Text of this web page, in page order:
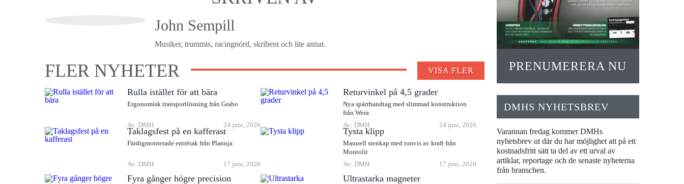
John Sempill
Musiker, trummis, racingnörd, skribent och lite annat.
FLER NYHETER VISA FLER
Rulla istället för att bära
Ergonomisk transportlösning från Grabo
Av: DMH 24 juni, 2026
Returvinkel på 4,5 grader
Nya spärrhandtag med slimmad konstruktion
från Wera
Av: DMH
24 juni, 2026
Taklagsfest på en kafferast
Färdigmonterade entrétak från Plannja
Av: DMH 17 juni, 2026
Tysta klipp
Manuell stenkap med tonvis av kraft från
Montolit
Av: DMH
17 juni, 2026
Fyra gånger högre precision Ultrastarka magneter
PRENUMERERA NU
DMHS NYHETSBREV
Varannan fredag kommer DMHs
nyhetsbrev ut där du har möjlighet att på ett
kostnadsfritt sätt ta del av ett urval av
artiklar, reportage och de senaste nyheterna
från branschen.